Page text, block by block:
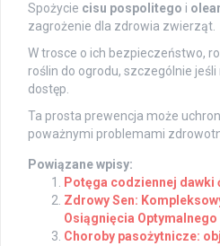
Spożycie cisu pospolitego i
zagrożenie dla zdrowia zwierząt.
W trosce o ich bezpieczeństwo,
roślin do ogrodu, szczególnie
dostęp.
Ta prosta prewencja może
poważnymi problemami
Powiązane wpisy:
Potęga codziennej dawki
Zdrowy Sen:
Osiągnięcia
Choroby pasożytnicze: